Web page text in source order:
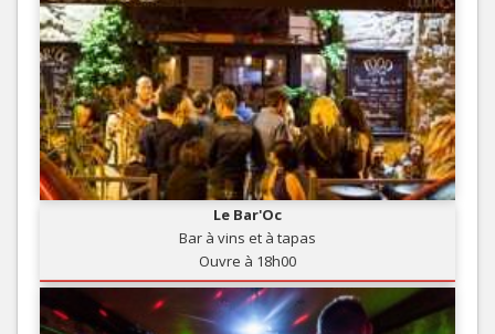
Le Bar'Oc
Bar à vins et à tapas
Ouvre à 18h00